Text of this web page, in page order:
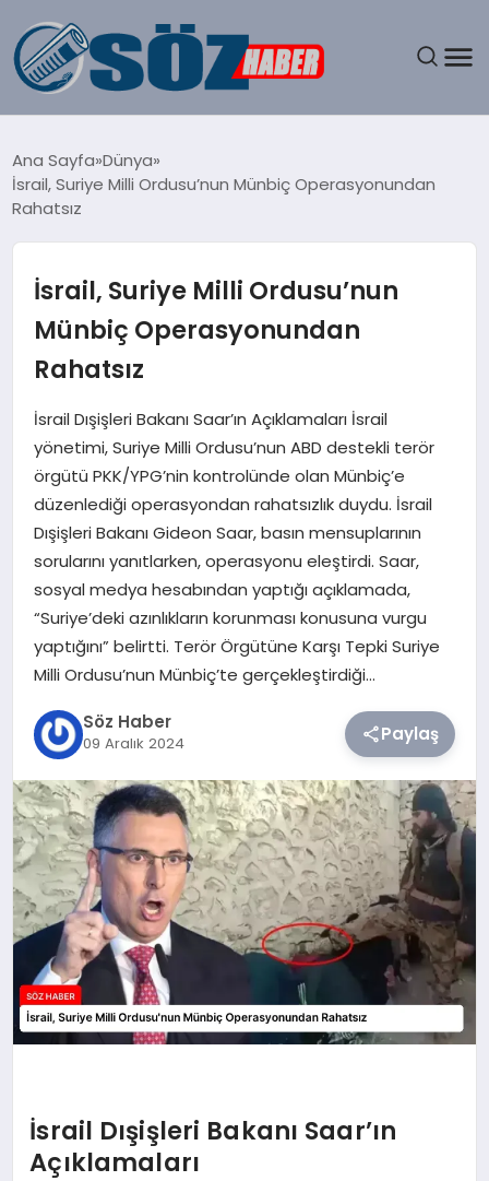
SPOR
EĞITIM
SAĞLIK
DÜNYA
TEKNOLOJI
SIYASET
YAŞAM
Ana Sayfa Dünya
İsrail, Suriye Milli Ordusu’nun Münbiç Operasyonundan
Rahatsız
İsrail, Suriye Milli Ordusu’nun
Münbiç Operasyonundan
Rahatsız
İsrail Dışişleri Bakanı Saar’ın Açıklamaları İsrail
yönetimi, Suriye Milli Ordusu’nun ABD destekli terör
örgütü PKK/YPG’nin kontrolünde olan Münbiç’e
düzenlediği operasyondan rahatsızlık duydu. İsrail
Dışişleri Bakanı Gideon Saar, basın mensuplarının
sorularını yanıtlarken, operasyonu eleştirdi. Saar,
sosyal medya hesabından yaptığı açıklamada,
“Suriye’deki azınlıkların korunması konusuna vurgu
yaptığını” belirtti. Terör Örgütüne Karşı Tepki Suriye
Milli Ordusu’nun Münbiç’te gerçekleştirdiği…
Söz Haber
09 Aralık 2024 Paylaş
İsrail Dışişleri Bakanı Saar’ın
Açıklamaları